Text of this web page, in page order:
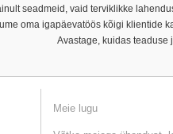
seadmeid, vaid terviklikke
oma igapäevatöös kõigi klientide
Avastage, kuidas teaduse
Meie lugu